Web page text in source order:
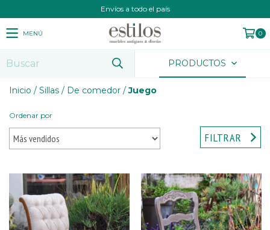
Envíos a todo el país
MENÚ 0
PRODUCTOS
Inicio / Sillas / De comedor / Juego
Ordenar por
FILTRAR